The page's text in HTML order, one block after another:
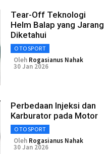
Tear-Off Teknologi
Helm Balap yang Jarang
Diketahui
OTOSPORT
Oleh Rogasianus Nahak
30 Jan 2026
Perbedaan Injeksi dan
Karburator pada Motor
OTOSPORT
Oleh Rogasianus Nahak
30 Jan 2026